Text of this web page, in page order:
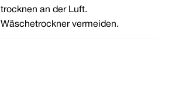
trocknen an der Luft.
Wäschetrockner vermeiden.